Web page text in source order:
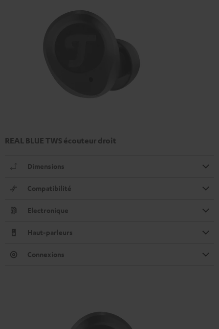
REAL BLUE TWS écouteur droit
Dimensions
Compatibilité
Electronique
Haut-parleurs
Connexions